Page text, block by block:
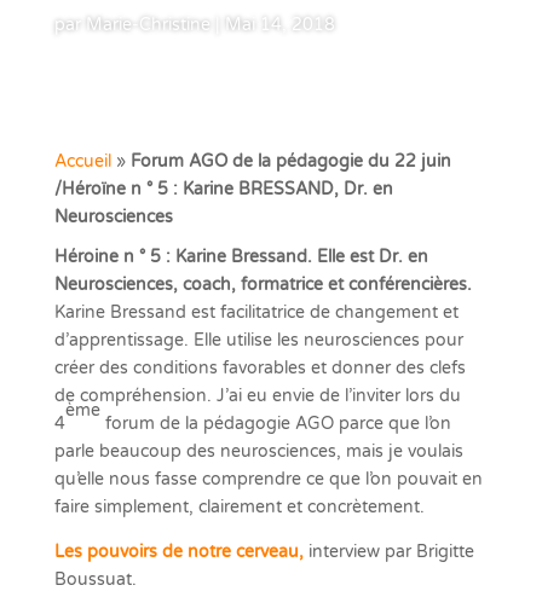
par Marie-Christine Mai 14, 2018
Accueil» Forum AGO de la pédagogie du 22 juin
/Héroïne n ° 5 : Karine BRESSAND, Dr. en
Neurosciences
Héroine n ° 5 : Karine Bressand. Elle est Dr. en
Neurosciences, coach, formatrice et conférencières.
Karine Bressand est facilitatrice de changement et
d’apprentissage. Elle utilise les neurosciences pour
créer des conditions favorables et donner des clefs
de compréhension. J’ai eu envie de l’inviter lors du
4
ème
forum de la pédagogie AGO parce que l’on
parle beaucoup des neurosciences, mais je voulais
qu’elle nous fasse comprendre ce que l’on pouvait en
faire simplement, clairement et concrètement.
Les pouvoirs de notre cerveau,interview par Brigitte
Boussuat.